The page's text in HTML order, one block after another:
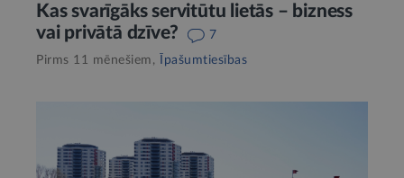
Kas svarīgāks servitūtu lietās – bizness
vai privātā dzīve?
7
Pirms 11 mēnešiem,
Īpašumtiesības